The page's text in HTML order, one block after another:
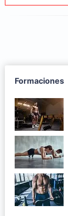
Formaciones